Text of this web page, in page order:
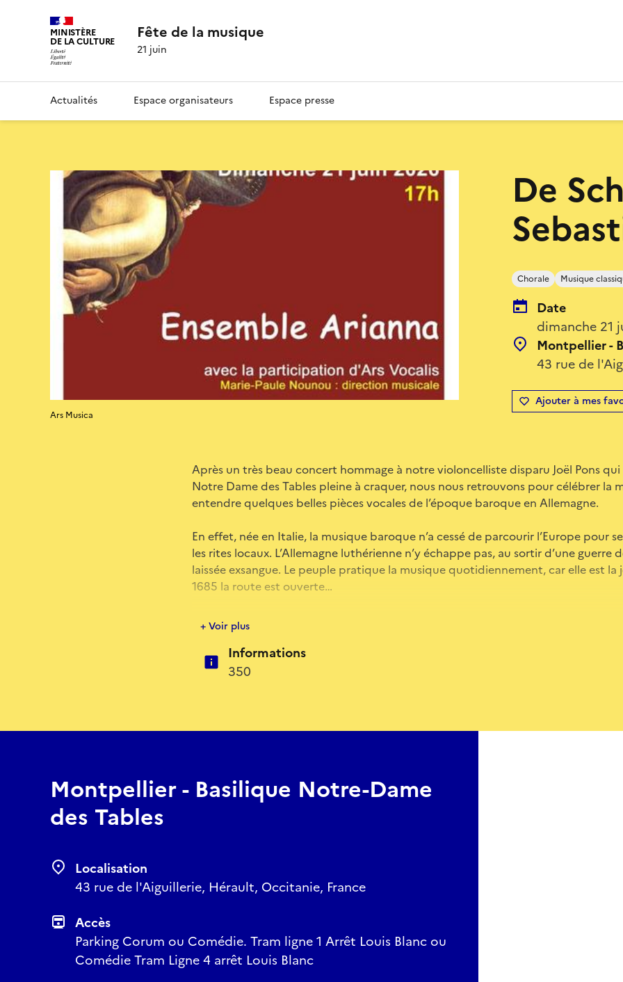
MINISTÈRE
DE LA CULTURE Fête de la musique
21 juin
Actualités Espace organisateurs Espace presse
De
Chorale Musique
Date
dimanche 21
Montpellier -
43 rue de
Ajouter à mes
Ars Musica
Après un très beau concert hommage à notre violoncelliste disparu Joël Pons
Notre Dame des Tables pleine à craquer, nous nous retrouvons pour célébrer la
entendre quelques belles pièces vocales de l’époque baroque en Allemagne.
En effet, née en Italie, la musique baroque n’a cessé de parcourir l’Europe pour
les rites locaux. L’Allemagne luthérienne n’y échappe pas, au sortir d’une guerre
laissée exsangue. Le peuple pratique la musique quotidiennement, car elle est la
1685 la route est ouverte…
Nous y retrouverons Schütz, Buxtehude et bien sûr JS Bach, avec ses
pour simples voix et basse continue. De la musique à découvrir, dont le
à 5 voix pour exacerber l’émotion dans le cœur de l’auditeur touché par les voix
+ Voir plus
Informations
350
Montpellier - Basilique Notre-Dame
des Tables
Localisation
43 rue de l'Aiguillerie, Hérault, Occitanie, France
Accès
Parking Corum ou Comédie. Tram ligne 1 Arrêt Louis Blanc ou
Comédie Tram Ligne 4 arrêt Louis Blanc